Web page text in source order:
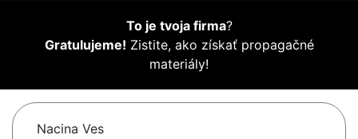
To je tvoja firma?
Gratulujeme! Zistite, ako získať propagačné
materiály!
Nacina Ves